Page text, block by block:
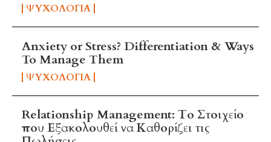
ΨΥΧΟΛΟΓΊΑ
Anxiety or Stress? Differentiation & Ways
To Manage Them
ΨΥΧΟΛΟΓΊΑ
Relationship Management: Το Στοιχείο
που Εξακολουθεί να Καθορίζει τις